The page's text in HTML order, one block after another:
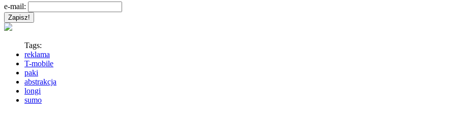
e-mail:
Tags:
reklama
T-mobile
paki
abstrakcja
longi
sumo